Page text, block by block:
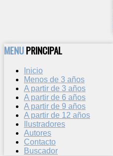
MENUPRINCIPAL
Inicio
Menos de 3 años
A partir de 3 años
A partir de 6 años
A partir de 9 años
A partir de 12 años
Ilustradores
Autores
Contacto
Buscador